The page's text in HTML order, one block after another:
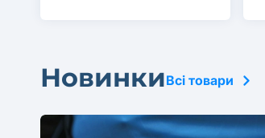
НовинкиВсі товари